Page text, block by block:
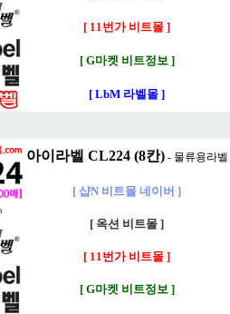
[ 11번가 비트몰 ]
[ G마켓 비트정보 ]
[ LbM 라벨몰 ]
아이라벨 CL224 (8칸)- 물류용라벨
[ 샵N 비트몰 네이버 ]
[ 옥션 비트몰 ]
[ 11번가 비트몰 ]
[ G마켓 비트정보 ]